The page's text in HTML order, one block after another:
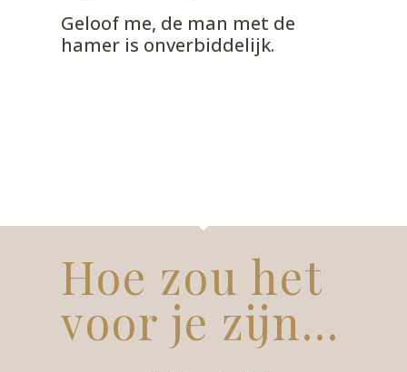
Geloof me, de man met de
hamer is onverbiddelijk.
Hoe zou het
voor je zijn...